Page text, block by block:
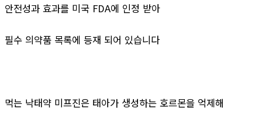
안전성과 효과를 미국 FDA에 인정 받아
필수 의약품 목록에 등재 되어 있습니다
먹는 낙태약 미프진은 태아가 생성하는 호르몬을 억제해